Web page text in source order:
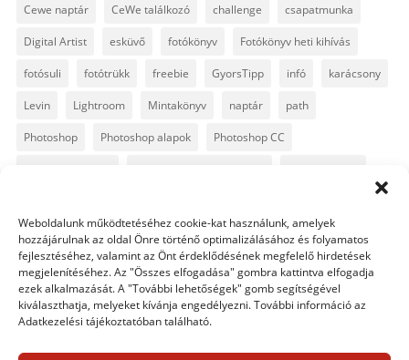
Weboldalunk működtetéséhez cookie-kat használunk, amelyek
hozzájárulnak az oldal Önre történő optimalizálásához és folyamatos
fejlesztéséhez, valamint az Önt érdeklődésének megfelelő hirdetések
megjelenítéséhez. Az "Összes elfogadása" gombra kattintva elfogadja
ezek alkalmazását. A "További lehetőségek" gomb segítségével
kiválaszthatja, melyeket kívánja engedélyezni. További információ az
Adatkezelési tájékoztatóban található.
Cewe naptár CeWe találkozó challenge csapatmunka
Digital Artist esküvő fotókönyv Fotókönyv heti kihívás
fotósuli fotótrükk freebie GyorsTipp infó karácsony
Levin Lightroom Mintakönyv naptár path
Photoshop Photoshop alapok Photoshop CC
szövegszerkesztés template text Topaz trükkök
videó vintage